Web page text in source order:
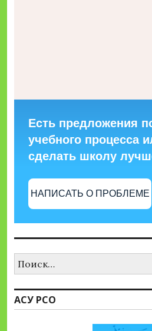
Есть предложения
учебного процесса
сделать школу
НАПИСАТЬ О ПРОБЛЕМЕ
АСУ РСО